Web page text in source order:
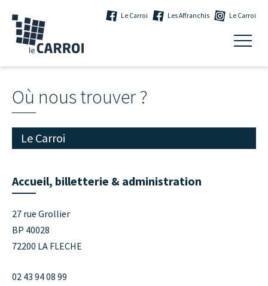
Le Carroi Les Affranchis Le Carroi
Où nous trouver ?
Le Carroi
Accueil, billetterie & administration
27 rue Grollier
BP 40028
72200 LA FLECHE
02 43 94 08 99